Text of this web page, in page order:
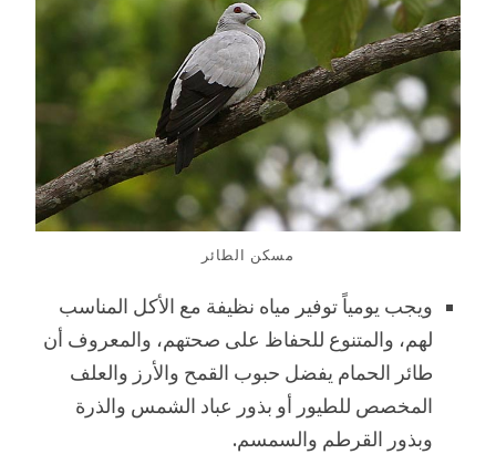
مسكن الطائر
ويجب يومياً توفير مياه نظيفة مع الأكل المناسب
لهم، والمتنوع للحفاظ على صحتهم، والمعروف أن
طائر الحمام يفضل حبوب القمح والأرز والعلف
المخصص للطيور أو بذور عباد الشمس والذرة
وبذور القرطم والسمسم.